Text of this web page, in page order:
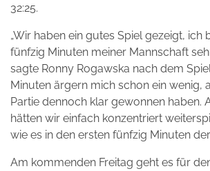
32:25.
„Wir haben ein gutes Spiel gezeigt, ich
fünfzig Minuten meiner Mannschaft
sagte Ronny Rogawska nach dem
Minuten ärgern mich schon ein wenig,
Partie dennoch klar gewonnen haben.
hätten wir einfach konzentriert
wie es in den ersten fünfzig Minuten der
Am kommenden Freitag geht es für